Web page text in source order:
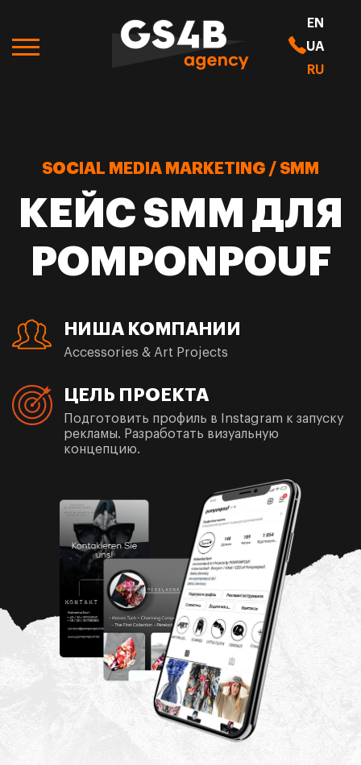
EN
UA
RU
SOCIAL MEDIA MARKETING / SMM
КЕЙС SMM ДЛЯ
POMPONPOUF
НИША КОМПАНИИ
Accessories & Art Projects
ЦЕЛЬ ПРОЕКТА
Подготовить профиль в Instagram к запуску
рекламы. Разработать визуальную
концепцию.